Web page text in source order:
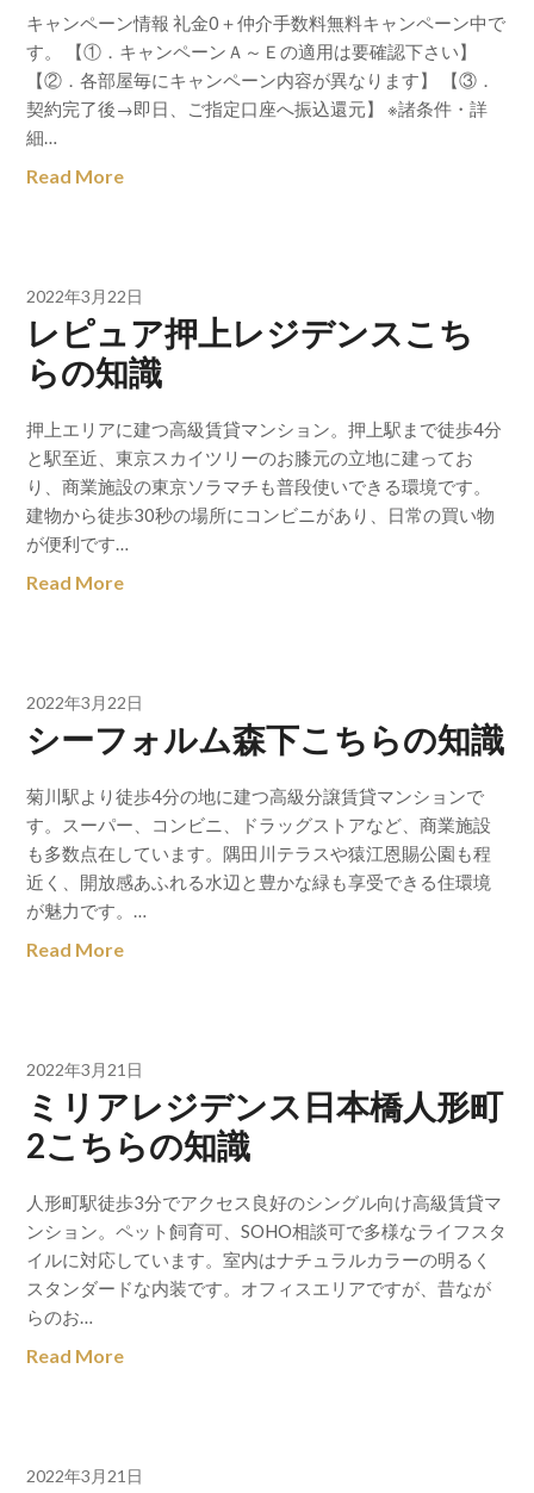
キャンペーン情報 礼金0＋仲介手数料無料キャンペーン中で
す。 【①．キャンペーンＡ～Ｅの適用は要確認下さい】
【②．各部屋毎にキャンペーン内容が異なります】 【③．
契約完了後→即日、ご指定口座へ振込還元】 ※諸条件・詳
細…
Read More
2022年3月22日
レピュア押上レジデンスこち
らの知識
押上エリアに建つ高級賃貸マンション。押上駅まで徒歩4分
と駅至近、東京スカイツリーのお膝元の立地に建ってお
り、商業施設の東京ソラマチも普段使いできる環境です。
建物から徒歩30秒の場所にコンビニがあり、日常の買い物
が便利です…
Read More
2022年3月22日
シーフォルム森下こちらの知識
菊川駅より徒歩4分の地に建つ高級分譲賃貸マンションで
す。スーパー、コンビニ、ドラッグストアなど、商業施設
も多数点在しています。隅田川テラスや猿江恩賜公園も程
近く、開放感あふれる水辺と豊かな緑も享受できる住環境
が魅力です。…
Read More
2022年3月21日
ミリアレジデンス日本橋人形町
2こちらの知識
人形町駅徒歩3分でアクセス良好のシングル向け高級賃貸マ
ンション。ペット飼育可、SOHO相談可で多様なライフスタ
イルに対応しています。室内はナチュラルカラーの明るく
スタンダードな内装です。オフィスエリアですが、昔なが
らのお…
Read More
2022年3月21日